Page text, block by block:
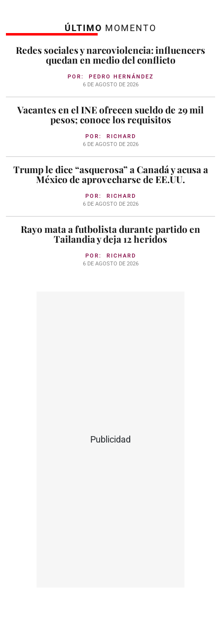
ÚLTIMO MOMENTO
Redes sociales y narcoviolencia: influencers
quedan en medio del conflicto
POR: PEDRO HERNÁNDEZ
6 DE AGOSTO DE 2026
Vacantes en el INE ofrecen sueldo de 29 mil
pesos; conoce los requisitos
POR: RICHARD
6 DE AGOSTO DE 2026
Trump le dice “asquerosa” a Canadá y acusa a
México de aprovecharse de EE.UU.
POR: RICHARD
6 DE AGOSTO DE 2026
Rayo mata a futbolista durante partido en
Tailandia y deja 12 heridos
POR: RICHARD
6 DE AGOSTO DE 2026
Publicidad